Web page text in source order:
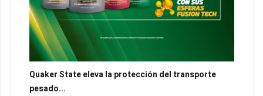
Quaker State eleva la protección del transporte
pesado...